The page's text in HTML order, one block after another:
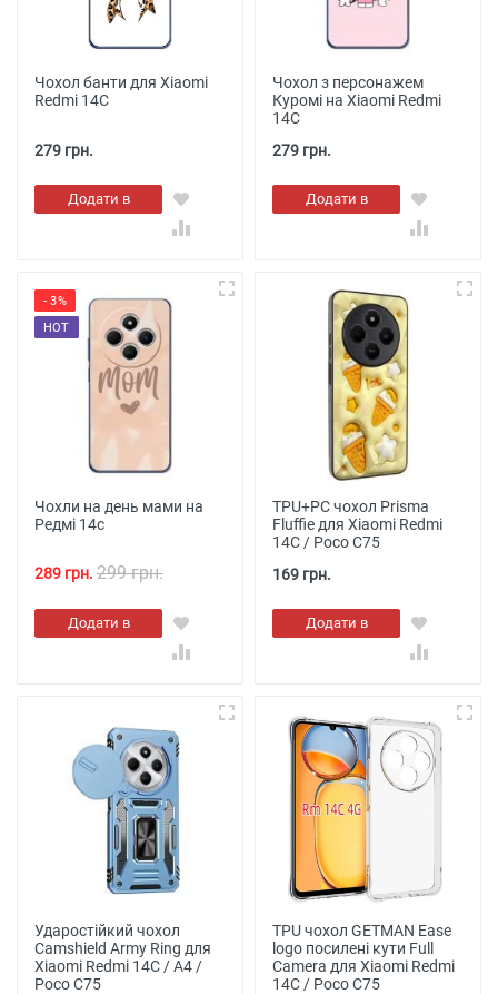
Чохол банти для Xiaomi
Redmi 14C
279 грн.
Додати в
кошик
Чохол з персонажем
Куромі на Xiaomi Redmi
14C
279 грн.
Додати в
кошик
- 3%
HOT
Чохли на день мами на
Редмі 14с
289 грн. 299 грн.
Додати в
кошик
TPU+PC чохол Prisma
Fluffie для Xiaomi Redmi
14C / Poco C75
169 грн.
Додати в
кошик
Ударостійкий чохол
Camshield Army Ring для
Xiaomi Redmi 14C / A4 /
Poco C75
TPU чохол GETMAN Ease
logo посилені кути Full
Camera для Xiaomi Redmi
14C / Poco C75